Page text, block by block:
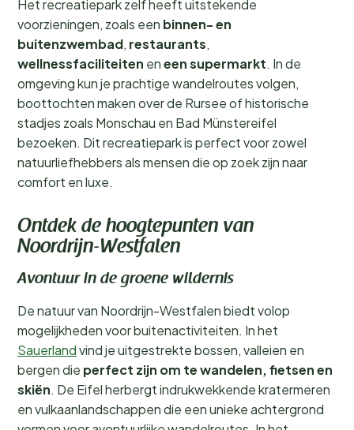
Het recreatiepark zelf heeft uitstekende
voorzieningen, zoals een binnen- en
buitenzwembad, restaurants,
wellnessfaciliteiten eneen supermarkt. In de
omgeving kun je prachtige wandelroutes volgen,
boottochten maken over de Rursee of historische
stadjes zoals Monschau en Bad Münstereifel
bezoeken. Dit recreatiepark is perfect voor zowel
natuurliefhebbers als mensen die op zoek zijn naar
comfort en luxe.
Ontdek de hoogtepunten van
Noordrijn-Westfalen
Avontuur in de groene wildernis
De natuur van Noordrijn-Westfalen biedt volop
mogelijkheden voor buitenactiviteiten. In het
Sauerlandvind je uitgestrekte bossen, valleien en
bergen die perfect zijn om te wandelen, fietsen en
skiën. De Eifel herbergt indrukwekkende kratermeren
en vulkaanlandschappen die een unieke achtergrond